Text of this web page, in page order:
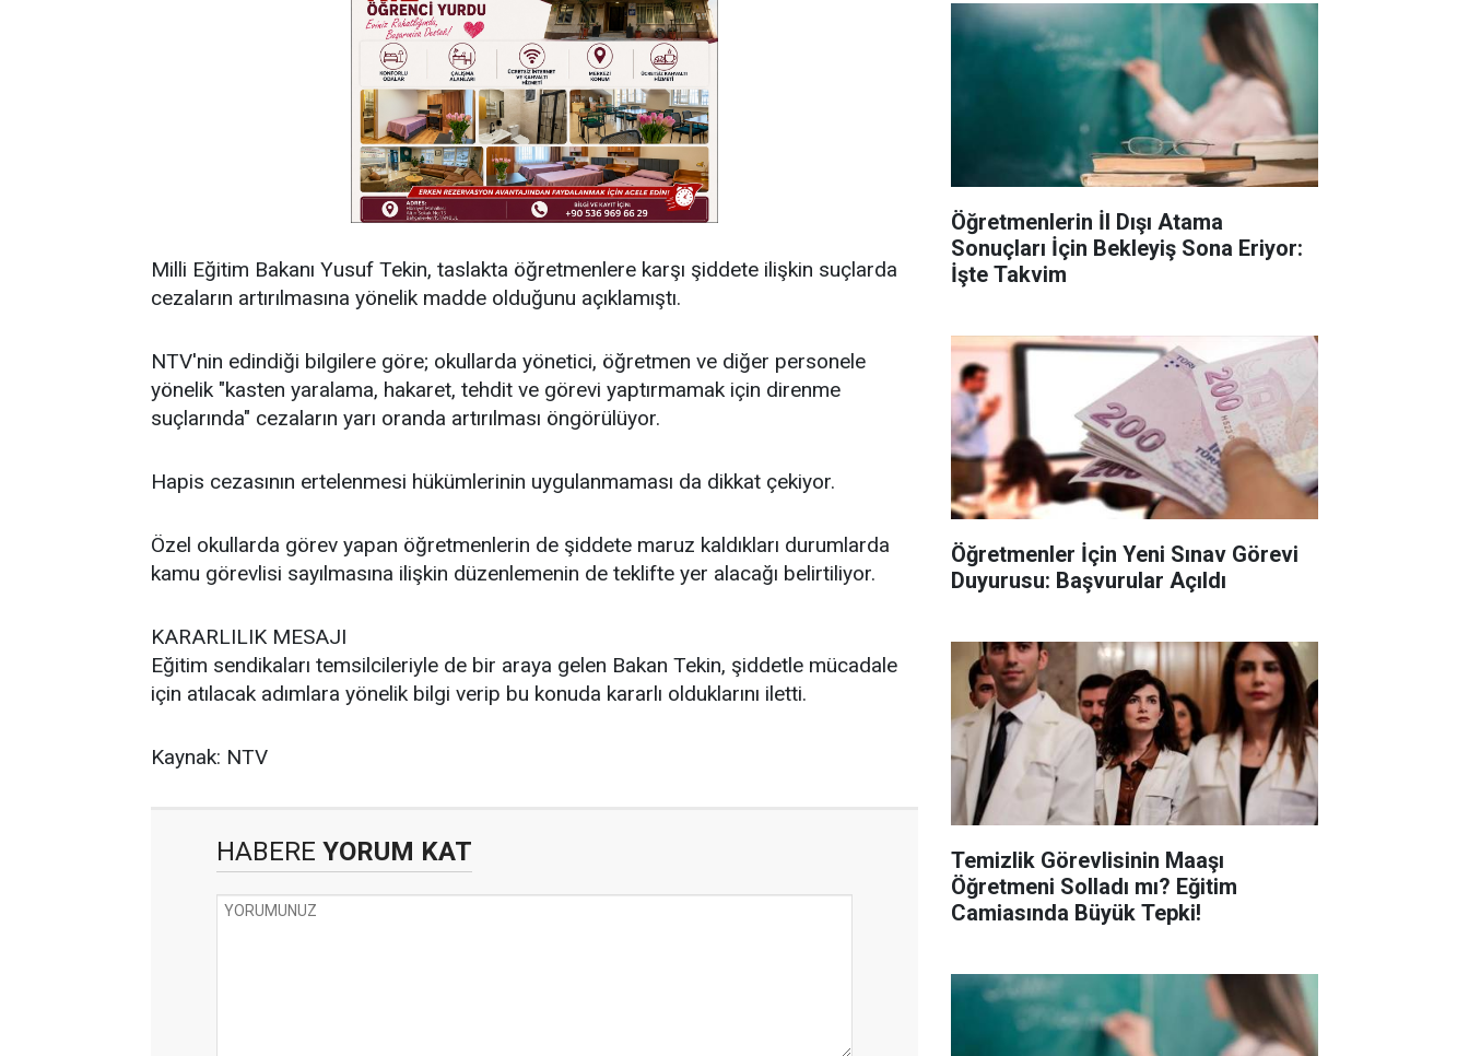
Milli Eğitim Bakanı Yusuf Tekin, taslakta öğretmenlere karşı şiddete ilişkin suçlarda
cezaların artırılmasına yönelik madde olduğunu açıklamıştı.
NTV'nin edindiği bilgilere göre; okullarda yönetici, öğretmen ve diğer personele
yönelik "kasten yaralama, hakaret, tehdit ve görevi yaptırmamak için direnme
suçlarında" cezaların yarı oranda artırılması öngörülüyor.
Hapis cezasının ertelenmesi hükümlerinin uygulanmaması da dikkat çekiyor.
Özel okullarda görev yapan öğretmenlerin de şiddete maruz kaldıkları durumlarda
kamu görevlisi sayılmasına ilişkin düzenlemenin de teklifte yer alacağı belirtiliyor.
KARARLILIK MESAJI
Eğitim sendikaları temsilcileriyle de bir araya gelen Bakan Tekin, şiddetle mücadale
için atılacak adımlara yönelik bilgi verip bu konuda kararlı olduklarını iletti.
Kaynak: NTV
HABERE YORUM KAT
Öğretmenlerin İl Dışı Atama
Sonuçları İçin Bekleyiş Sona Eriyor:
İşte Takvim
Öğretmenler İçin Yeni Sınav Görevi
Duyurusu: Başvurular Açıldı
Temizlik Görevlisinin Maaşı
Öğretmeni Solladı mı? Eğitim
Camiasında Büyük Tepki!